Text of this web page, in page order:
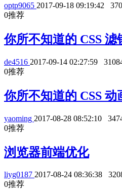
optp9065 2017-09-18 09:19:42
0推荐
你所不知道的 CSS
de4516 2017-09-14 02:27:59
0推荐
你所不知道的 CSS
yaoming 2017-08-28 08:52:10
0推荐
浏览器前端优化
liyg0187 2017-08-24 08:36:38
0推荐